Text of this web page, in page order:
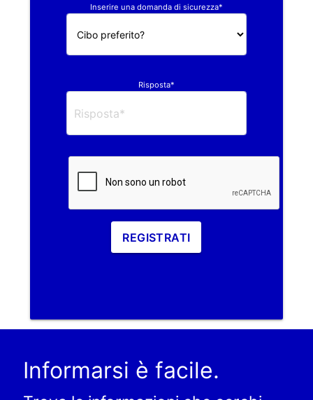
Inserire una domanda di sicurezza*
Risposta*
REGISTRATI
Informarsi è facile.